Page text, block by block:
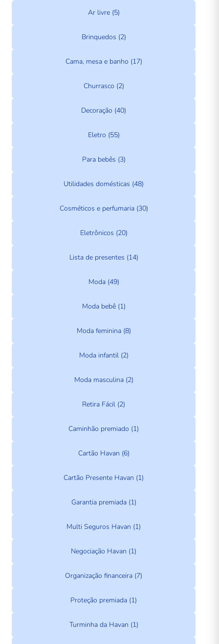
Ar livre (5)
Brinquedos (2)
Cama, mesa e banho (17)
Churrasco (2)
Decoração (40)
Eletro (55)
Para bebês (3)
Utilidades domésticas (48)
Cosméticos e perfumaria (30)
Eletrônicos (20)
Lista de presentes (14)
Moda (49)
Moda bebê (1)
Moda feminina (8)
Moda infantil (2)
Moda masculina (2)
Retira Fácil (2)
Caminhão premiado (1)
Cartão Havan (6)
Cartão Presente Havan (1)
Garantia premiada (1)
Multi Seguros Havan (1)
Negociação Havan (1)
Organização financeira (7)
Proteção premiada (1)
Turminha da Havan (1)